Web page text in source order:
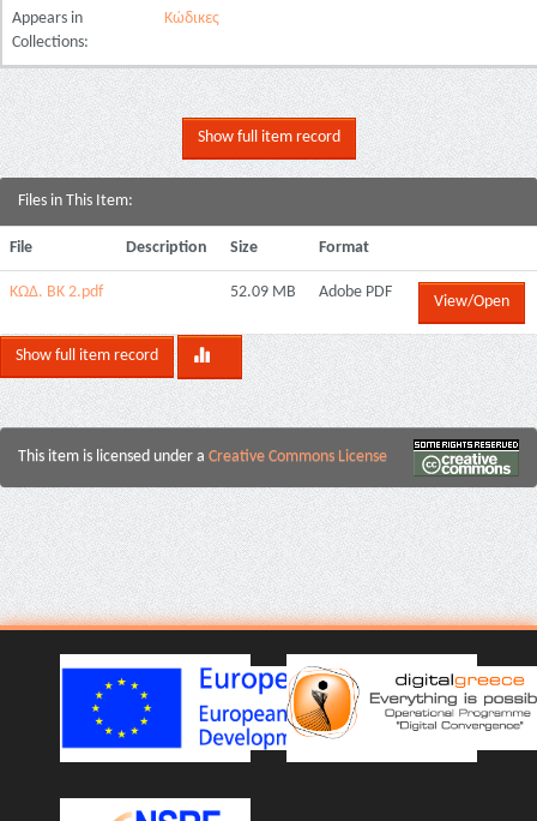
Appears in
Collections:
Κώδικες
Show full item record
Files in This Item:
File Description Size Format
ΚΩΔ. ΒΚ 2.pdf 52.09 MB Adobe PDF
View/Open
Show full item record
This item is licensed under a Creative Commons License